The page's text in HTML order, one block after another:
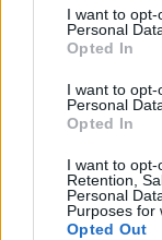
I want to
Personal
Opted In
I want to
Personal
Opted In
I want to opt-
Retention,
Personal
Purposes for
Opted Out
Guerra tra
convoca tutti
05/12/2008